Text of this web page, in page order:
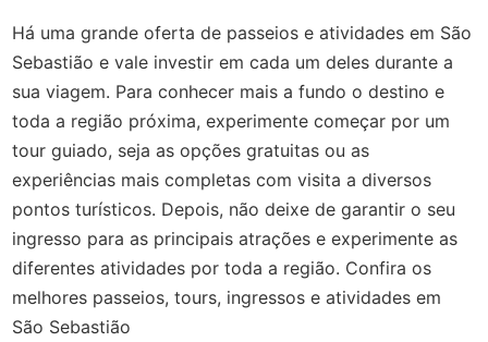
Há uma grande oferta de passeios e atividades em São
Sebastião e vale investir em cada um deles durante a
sua viagem. Para conhecer mais a fundo o destino e
toda a região próxima, experimente começar por um
tour guiado, seja as opções gratuitas ou as
experiências mais completas com visita a diversos
pontos turísticos. Depois, não deixe de garantir o seu
ingresso para as principais atrações e experimente as
diferentes atividades por toda a região. Confira os
melhores passeios, tours, ingressos e atividades em
São Sebastião